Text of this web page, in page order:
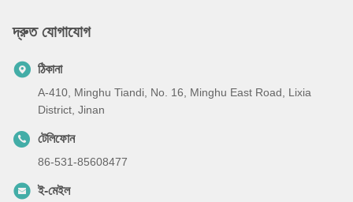
দ্রুত যোগাযোগ
ঠিকানা
A-410, Minghu Tiandi, No. 16, Minghu East Road, Lixia
District, Jinan
টেলিফোন
86-531-85608477
ই-মেইল